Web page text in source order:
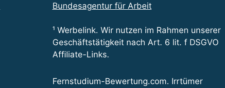
Bundesagentur für Arbeit
¹ Werbelink. Wir nutzen im Rahmen unserer
Geschäftstätigkeit nach Art. 6 lit. f DSGVO
Affiliate-Links.
Fernstudium-Bewertung.com. Irrtümer